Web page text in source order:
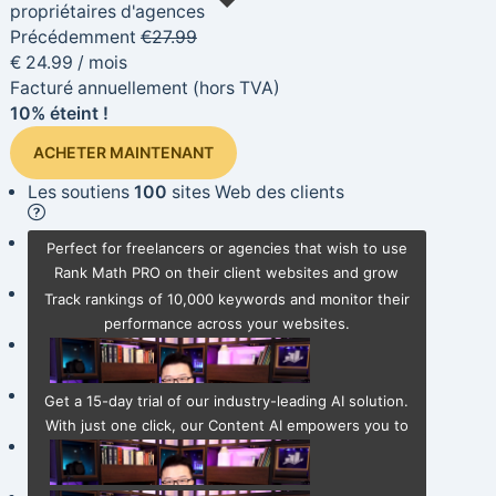
propriétaires d'agences
Précédemment €27.99
€24.99 / mois
Facturé annuellement (hors TVA)
10% éteint !
ACHETER MAINTENANT
Les soutiens 100 sites Web des clients
Perfect for freelancers or agencies that wish to use
Rank Math PRO on their client websites and grow
their business.
Pister10,000Mots clés
Track rankings of 10,000 keywords and monitor their
performance across your websites.
Schéma puissantGénérateur
GratuitEssai Content AI (Creator Plan)
Get a 15-day trial of our industry-leading AI solution.
With just one click, our Content AI empowers you to
effortlessly create SEO-optimized content.
AI Link Genius NOUVEAU
Vérificateur de lien briséNOUVEAU